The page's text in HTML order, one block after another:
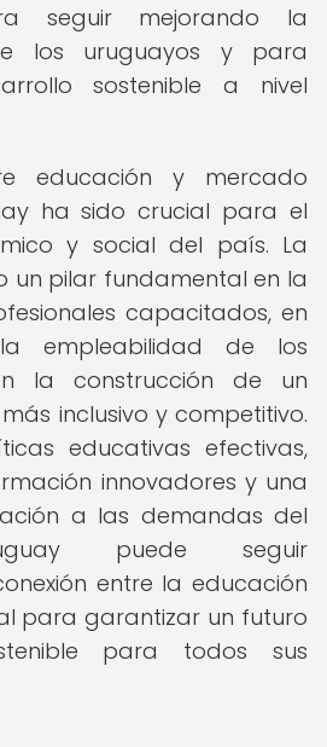
seguir mejorando la
los uruguayos y para
sostenible a nivel
educación y mercado
ha sido crucial para el
y social del país. La
un pilar fundamental en la
capacitados, en
empleabilidad de los
la construcción de un
inclusivo y competitivo.
educativas efectivas,
innovadores y una
a las demandas del
puede seguir
entre la educación
para garantizar un futuro
para todos sus